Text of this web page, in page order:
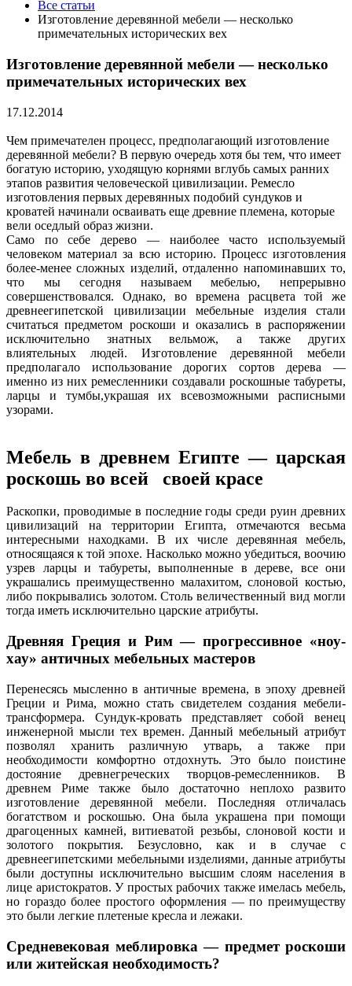
Все статьи
Изготовление деревянной мебели — несколько
примечательных исторических вех
Изготовление деревянной мебели — несколько
примечательных исторических вех
17.12.2014
Чем примечателен процесс, предполагающий изготовление
деревянной мебели? В первую очередь хотя бы тем, что имеет
богатую историю, уходящую корнями вглубь самых ранних
этапов развития человеческой цивилизации. Ремесло
изготовления первых деревянных подобий сундуков и
кроватей начинали осваивать еще древние племена, которые
вели оседлый образ жизни.
Само по себе дерево — наиболее часто используемый
человеком материал за всю историю. Процесс изготовления
более-менее сложных изделий, отдаленно напоминавших то,
что мы сегодня называем мебелью, непрерывно
совершенствовался. Однако, во времена расцвета той же
древнеегипетской цивилизации мебельные изделия стали
считаться предметом роскоши и оказались в распоряжении
исключительно знатных вельмож, а также других
влиятельных людей. Изготовление деревянной мебели
предполагало использование дорогих сортов дерева —
именно из них ремесленники создавали роскошные табуреты,
ларцы и тумбы,украшая их всевозможными расписными
узорами.
Мебель в древнем Египте — царская
роскошь во всей своей красе
Раскопки, проводимые в последние годы среди руин древних
цивилизаций на территории Египта, отмечаются весьма
интересными находками. В их числе деревянная мебель,
относящаяся к той эпохе. Насколько можно убедиться, воочию
узрев ларцы и табуреты, выполненные в дереве, все они
украшались преимущественно малахитом, слоновой костью,
либо покрывались золотом. Столь величественный вид могли
тогда иметь исключительно царские атрибуты.
Древняя Греция и Рим — прогрессивное «ноу-
хау» античных мебельных мастеров
Перенесясь мысленно в античные времена, в эпоху древней
Греции и Рима, можно стать свидетелем создания мебели-
трансформера. Сундук-кровать представляет собой венец
инженерной мысли тех времен. Данный мебельный атрибут
позволял хранить различную утварь, а также при
необходимости комфортно отдохнуть. Это было поистине
достояние древнегреческих творцов-ремесленников. В
древнем Риме также было достаточно неплохо развито
изготовление деревянной мебели. Последняя отличалась
богатством и роскошью. Она была украшена при помощи
драгоценных камней, витиеватой резьбы, слоновой кости и
золотого покрытия. Безусловно, как и в случае с
древнеегипетскими мебельными изделиями, данные атрибуты
были доступны исключительно высшим слоям населения в
лице аристократов. У простых рабочих также имелась мебель,
но гораздо более простого оформления — по преимуществу
это были легкие плетеные кресла и лежаки.
Средневековая меблировка — предмет роскоши
или житейская необходимость?